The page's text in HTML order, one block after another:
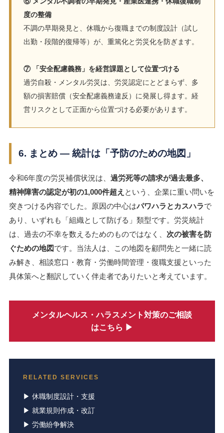
度の整備
不調の早期発見と、休職から復職までの制度設計（試し
出勤・段階的復帰等）が、重篤化と労災化を防ぎます。
⑦ 「安全配慮義務」を経営課題として位置づける
過労自殺・メンタル労災は、労災認定にとどまらず、多
額の損害賠償（安全配慮義務違反）に発展し得ます。経
営リスクとして正面から位置づける必要があります。
6. まとめ ― 統計は「予防のための地図」
令和6年度の労災補償状況は、 過労死等の請求が過去最多、
精神障害の認定が初の1,000件超え という、企業に重い問いを
突きつける内容でした。原因の中心はパワハラとカスハラで
あり、いずれも「組織として防げる」類型です。労災統計
は、過去の不幸を数えるためのものではなく、 次の被害を防
ぐための地図です。当法人は、この地図を顧問先と一緒に読
み解き、相談窓口・教育・労働時間管理・復職支援といった
具体策へと翻訳していく伴走者でありたいと考えています。
メンタルヘルス・ハラスメント対策のご相談
はこちら ▶
RELATED SERVICES
▶ 休職制度設計・支援
▶ 就業規則作成・改訂
▶ 労働紛争解決